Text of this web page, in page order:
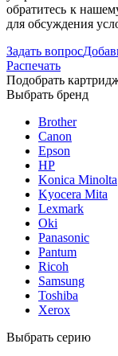
обратитесь к
для обсуждения
Задать вопрос
Распечать
Подобрать
Выбрать бренд
Brother
Canon
Epson
HP
Konica Minolta
Kyocera Mita
Lexmark
Oki
Panasonic
Pantum
Ricoh
Samsung
Toshiba
Xerox
Выбрать серию